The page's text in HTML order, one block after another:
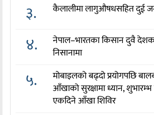
३. कैलालीमा लागुऔषधसहित दुई
४.
नेपाल–भारतका किसान दुवै
निसानामा
५.
मोबाइलको बढ्दो प्रयोगपछि
आँखाको सुरक्षामा ध्यान, शुभारम्भ
एकदिने आँखा शिविर